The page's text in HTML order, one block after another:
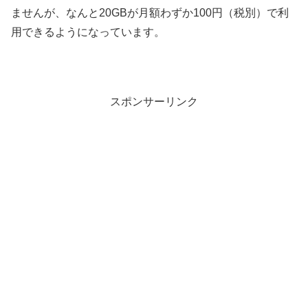
ませんが、なんと20GBが月額わずか100円（税別）で利
用できるようになっています。
スポンサーリンク